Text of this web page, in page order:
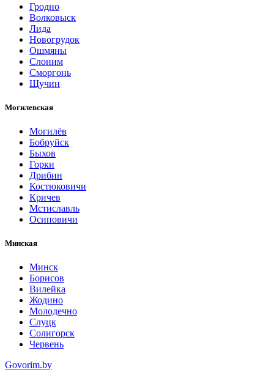
Гродно
Волковыск
Лида
Новогрудок
Ошмяны
Слоним
Сморгонь
Щучин
Могилевская
Могилёв
Бобруйск
Быхов
Горки
Дрибин
Костюковичи
Кричев
Мстиславль
Осиповичи
Минская
Минск
Борисов
Вилейка
Жодино
Молодечно
Слуцк
Солигорск
Червень
Govorim.by